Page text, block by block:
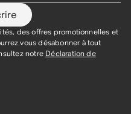
des offres promotionnelles et
vous désabonner à tout
notre Déclaration de